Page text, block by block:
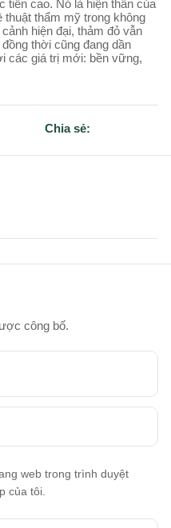
cao. Nó là hiện thân của
thẩm mỹ trong không
hiện đại, thảm đỏ vẫn
thời cũng đang dần
các giá trị mới: bền vững,
Chia sẻ:
công bố.
web trong trình duyệt
của tôi.